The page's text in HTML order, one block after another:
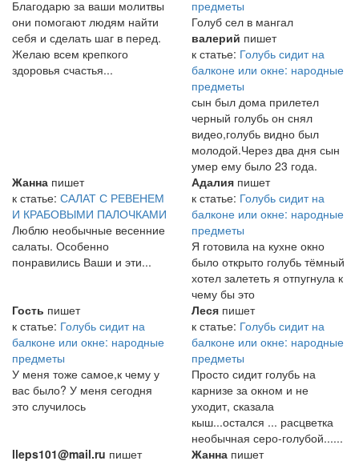
Благодарю за ваши молитвы
они помогают людям найти
себя и сделать шаг в перед.
Желаю всем крепкого
здоровья счастья...
предметы
Голуб сел в мангал
валерий пишет
к статье: Голубь сидит на
балконе или окне: народные
предметы
сын был дома прилетел
черный голубь он снял
видео,голубь видно был
молодой.Через два дня сын
умер ему было 23 года.
Жанна пишет
к статье: САЛАТ С РЕВЕНЕМ
И КРАБОВЫМИ ПАЛОЧКАМИ
Люблю необычные весенние
салаты. Особенно
понравились Ваши и эти...
Адалия пишет
к статье: Голубь сидит на
балконе или окне: народные
предметы
Я готовила на кухне окно
было открыто голубь тёмный
хотел залететь я отпугнула к
чему бы это
Гость пишет
к статье: Голубь сидит на
балконе или окне: народные
предметы
У меня тоже самое,к чему у
вас было? У меня сегодня
это случилось
Леся пишет
к статье: Голубь сидит на
балконе или окне: народные
предметы
Просто сидит голубь на
карнизе за окном и не
уходит, сказала
кыш...остался ... расцветка
необычная серо-голубой......
lleps101@mail.ru пишет
Жанна пишет